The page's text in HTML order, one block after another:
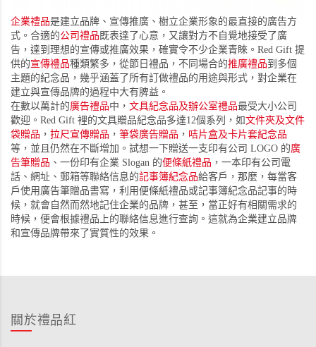
企業禮品是建立品牌、宣傳推廣、樹立企業形象的最直接的廣告方
式。合適的公司禮品 既表達了心意，又讓對方不自覺地接受了廣
告，達到理想的宣傳或推廣效果，確實令不少企業青睞。Red Gift 提
供的宣傳禮品種類繁多，從節日禮品，不同場合的推廣禮品到多個
主題的紀念品，幾乎涵蓋了所有訂做禮品的用途與形式，對企業在
建立與宣傳品牌的過程中大有脾益。
在數以萬計的廣告禮品中， 文具紀念品及辦公室禮品最受大小公司
歡迎。Red Gift 裡的文具贈品紀念品多達12個系列，如文件夾及文件
袋贈品 ， 拉尺宣傳贈品 ， 筆袋廣告贈品 ， 咭片盒及卡片套紀念品
等，並且仍然在不斷增加。試想一下贈送一支印有公司 LOGO 的廣
告筆贈品 、一份印有企業 Slogan 的便條紙禮品 ，一本印有公司電
話、網址、郵箱等聯絡信息的記事簿紀念品給客戶，那麼，每當客
戶使用廣告筆贈品書寫，利用便條紙禮品或記事簿紀念品記事的時
候，就會自然而然地記住企業的品牌，甚至，當正好有相關需求的
時候，便會根據禮品上的聯絡信息進行查詢。這就為企業建立品牌
和宣傳品牌帶來了實質性的效果。
關於禮品紅